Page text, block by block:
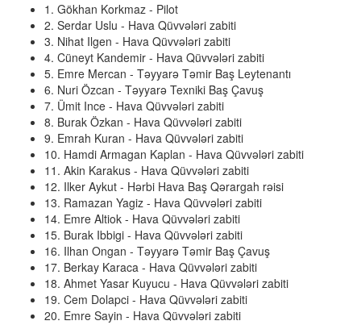
1. Gökhan Korkmaz - Pilot
2. Serdar Uslu - Hava Qüvvələri zabiti
3. Nihat Ilgen - Hava Qüvvələri zabiti
4. Cüneyt Kandemir - Hava Qüvvələri zabiti
5. Emre Mercan - Təyyarə Təmir Baş Leytenantı
6. Nuri Özcan - Təyyarə Texniki Baş Çavuş
7. Ümit Ince - Hava Qüvvələri zabiti
8. Burak Özkan - Hava Qüvvələri zabiti
9. Emrah Kuran - Hava Qüvvələri zabiti
10. Hamdi Armagan Kaplan - Hava Qüvvələri zabiti
11. Akin Karakus - Hava Qüvvələri zabiti
12. Ilker Aykut - Hərbi Hava Baş Qərargah rəisi
13. Ramazan Yagiz - Hava Qüvvələri zabiti
14. Emre Altiok - Hava Qüvvələri zabiti
15. Burak Ibbigi - Hava Qüvvələri zabiti
16. Ilhan Ongan - Təyyarə Təmir Baş Çavuş
17. Berkay Karaca - Hava Qüvvələri zabiti
18. Ahmet Yasar Kuyucu - Hava Qüvvələri zabiti
19. Cem Dolapci - Hava Qüvvələri zabiti
20. Emre Sayin - Hava Qüvvələri zabiti